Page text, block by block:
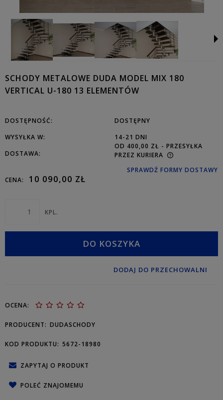
SCHODY METALOWE DUDA MODEL MIX 180
VERTICAL U-180 13 ELEMENTÓW
DOSTĘPNOŚĆ:
DOSTĘPNY
WYSYŁKA W:
14-21 DNI
DOSTAWA:
OD 400,00 ZŁ - PRZESYŁKA
PRZEZ KURIERA
SPRAWDŹ FORMY DOSTAWY
CENA:
10 090,00 ZŁ
KPL.
DO KOSZYKA
DODAJ DO PRZECHOWALNI
OCENA:
PRODUCENT: DUDASCHODY
KOD PRODUKTU: 5672-18980
ZAPYTAJ O PRODUKT
POLEĆ ZNAJOMEMU